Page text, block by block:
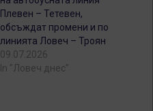
Плевен – Тетевен,
обсъждат промени и по
линията Ловеч – Троян
09.07.2026
In "Ловеч днес"